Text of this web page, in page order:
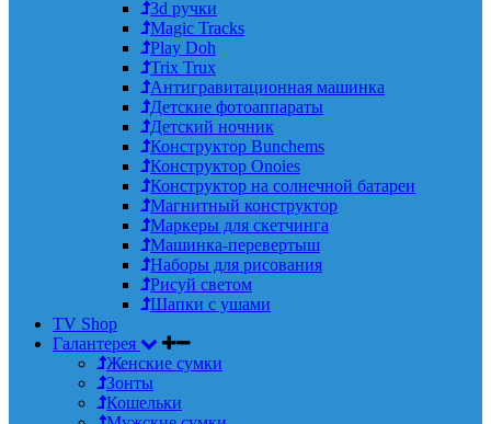
3d ручки
Magic Tracks
Play Doh
Trix Trux
Антигравитационная машинка
Детские фотоаппараты
Детский ночник
Конструктор Bunchems
Конструктор Onoies
Конструктор на солнечной батареи
Магнитный конструктор
Маркеры для скетчинга
Машинка-перевертыш
Наборы для рисования
Рисуй светом
Шапки с ушами
TV Shop
Галантерея
Женские сумки
Зонты
Кошельки